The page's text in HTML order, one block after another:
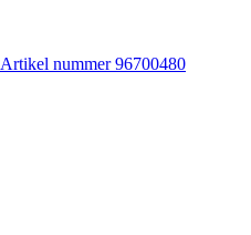
Artikel nummer 96700480